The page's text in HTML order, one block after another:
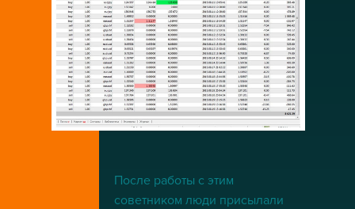
После работы с этим
советником люди присылали